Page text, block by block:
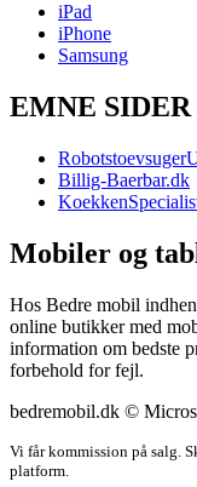
iPad
iPhone
Samsung
EMNE SIDER
Billig-Baerbar.dk
Mobiler og
Hos Bedre mobil
online butikker med
information om bedste
forbehold for fejl.
bedremobil.dk ©
Vi får kommission på salg.
platform.